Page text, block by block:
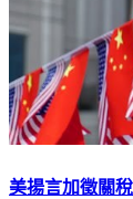
美揚言加徵關